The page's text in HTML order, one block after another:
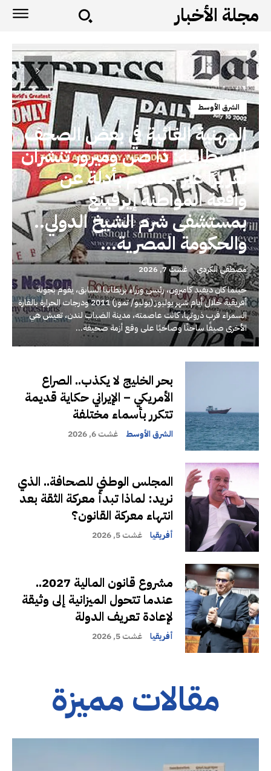
مجلة الأخبار
الشرق الأوسط
المهنية الغائبة في بعض الصحف
البريطانية: ذا صن وميرور تنشران
تقريرًا غير مدعوم بأدلة عن
واقعة المواطنة إيرفينغ
بمستشفى شرم الشيخ الدولي..
والحكومة المصرية...
مصطفى الكردي - غشت 7, 2026
حينما كان ديفيد كاميرون، رئيس وزراء بريطانيا السابق، يقوم بجولة
أفريقية خلال أيام شهر يوليوز (يوليو/ تموز) 2011 ودرجات الحرارة بالقارة
السمراء قرب ذروتها، كانت عاصمته، مدينة الضباب لندن، تعيش هي
الأخرى صيفًا ساخنًا وصاخبًا على وقع أزمة صحيفة...
بحر الخليج لا يكذب.. الصراع
الأمريكي – الإيراني حكاية قديمة
تتكرر بأسماء مختلفة
الشرق الأوسط غشت 6, 2026
المجلس الوطني للصحافة.. الذي
نريد: لماذا تبدأ معركة الثقة بعد
انتهاء معركة القانون؟
أفريقيا غشت 5, 2026
مشروع قانون المالية 2027..
عندما تتحول الميزانية إلى وثيقة
لإعادة تعريف الدولة
أفريقيا غشت 5, 2026
مقالات مميزة